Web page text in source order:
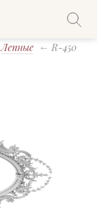
Лепные R-450